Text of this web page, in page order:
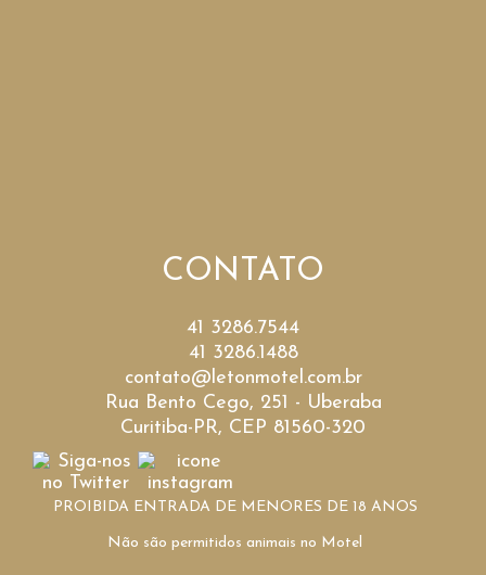
CONTATO
41 3286.7544
41 3286.1488
contato@letonmotel.com.br
Rua Bento Cego, 251 - Uberaba
Curitiba-PR, CEP 81560-320
PROIBIDA ENTRADA DE MENORES DE 18 ANOS
Não são permitidos animais no Motel